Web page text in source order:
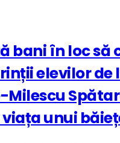
bani în loc să
elevilor de
Milescu
viața unui